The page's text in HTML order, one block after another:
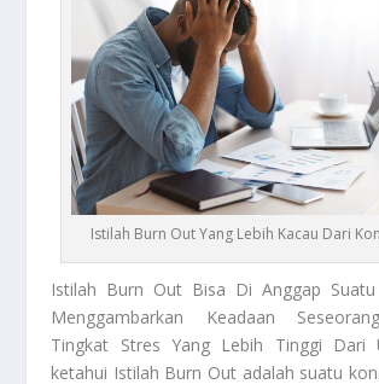
Istilah Burn Out Yang Lebih Kacau Dari
Istilah Burn Out Bisa Di Anggap
Menggambarkan Keadaan
Tingkat Stres Yang Lebih Tinggi Dari
ketahui Istilah Burn Outadalah suatu